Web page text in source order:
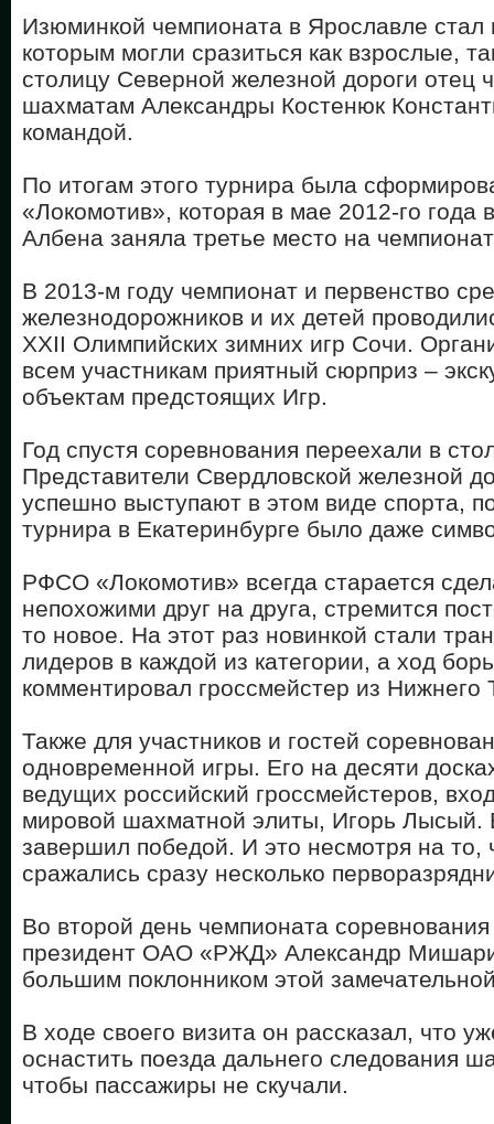
Изюминкой чемпионата в Ярославле
которым могли сразиться как взрослые,
столицу Северной железной дороги отец
шахматам Александры Костенюк
командой.
По итогам этого турнира была
«Локомотив», которая в мае 2012-го года
Албена заняла третье место на
В 2013-м году чемпионат и первенство
железнодорожников и их детей
XXII Олимпийских зимних игр Сочи.
всем участникам приятный сюрприз –
объектам предстоящих Игр.
Год спустя соревнования переехали в
Представители Свердловской железной
успешно выступают в этом виде спорта,
турнира в Екатеринбурге было даже
РФСО «Локомотив» всегда старается
непохожими друг на друга, стремится
то новое. На этот раз новинкой стали
лидеров в каждой из категории, а ход
комментировал гроссмейстер из Нижнего
Также для участников и гостей
одновременной игры. Его на десяти
ведущих российский гроссмейстеров,
мировой шахматной элиты, Игорь Лысый.
завершил победой. И это несмотря на то,
сражались сразу несколько
Во второй день чемпионата
президент ОАО «РЖД» Александр
большим поклонником этой
В ходе своего визита он рассказал, что
оснастить поезда дальнего следования
чтобы пассажиры не скучали.